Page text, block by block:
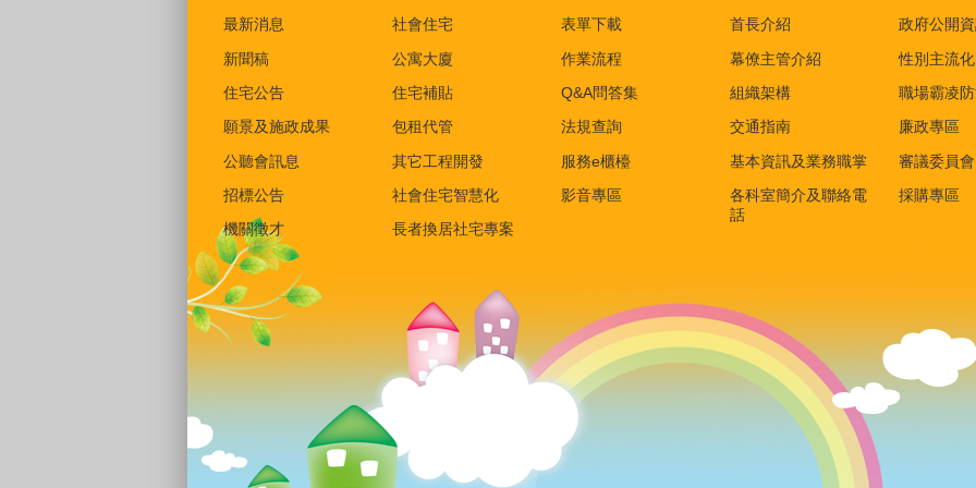
最新消息
新聞稿
住宅公告
願景及施政成果
公聽會訊息
招標公告
機關徵才
社會住宅
公寓大廈
住宅補貼
包租代管
其它工程開發
社會住宅智慧化
長者換居社宅專案
表單下載
作業流程
Q&A問答集
法規查詢
服務e櫃檯
影音專區
首長介紹
幕僚主管介紹
組織架構
交通指南
基本資訊及業務職掌
各科室簡介及聯絡電
話
政府公開
性別主流化
職場霸凌
廉政專區
審議委員會
採購專區